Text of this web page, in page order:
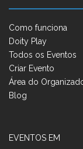
Como funciona
Doity Play
Todos os Eventos
Criar Evento
Área do
Blog
EVENTOS EM